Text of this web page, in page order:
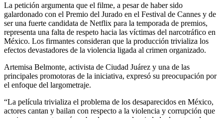
La petición argumenta que el filme, a pesar de haber sido
galardonado con el Premio del Jurado en el Festival de Cannes y de
ser una fuerte candidata de Netflix para la temporada de premios,
representa una falta de respeto hacia las víctimas del narcotráfico en
México. Los firmantes consideran que la producción trivializa los
efectos devastadores de la violencia ligada al crimen organizado.
Artemisa Belmonte, activista de Ciudad Juárez y una de las
principales promotoras de la iniciativa, expresó su preocupación por
el enfoque del largometraje.
“La película trivializa el problema de los desaparecidos en México,
actores cantan y bailan con respecto a la violencia y corrupción que